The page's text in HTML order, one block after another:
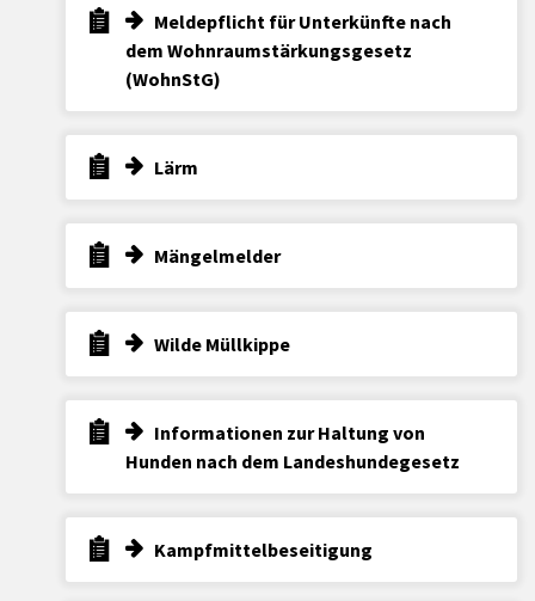
Meldepflicht für Unterkünfte nach
dem Wohnraumstärkungsgesetz
(WohnStG)
Lärm
Mängelmelder
Wilde Müllkippe
Informationen zur Haltung von
Hunden nach dem Landeshundegesetz
Kampfmittelbeseitigung